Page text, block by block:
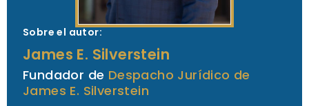
Sobre el autor:
James E. Silverstein
Fundador de Despacho Jurídico de
James E. Silverstein